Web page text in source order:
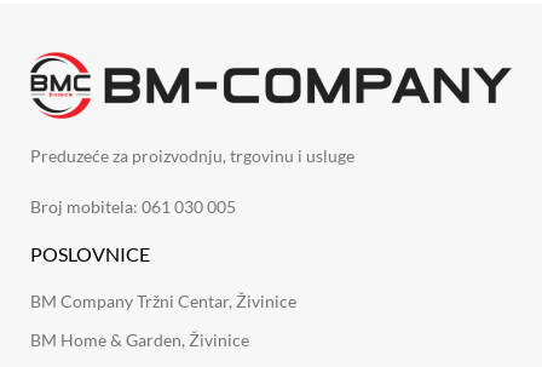
Preduzeće za proizvodnju, trgovinu i usluge
Broj mobitela: 061 030 005
POSLOVNICE
BM Company Tržni Centar, Živinice
BM Home & Garden, Živinice